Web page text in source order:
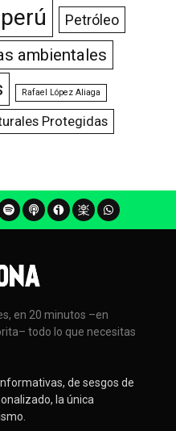
perú Petróleo
ambientales
Rafael López Aliaga
Protegidas
en 20 minutos –en
todo lo que necesitas
de sesgos de
la única